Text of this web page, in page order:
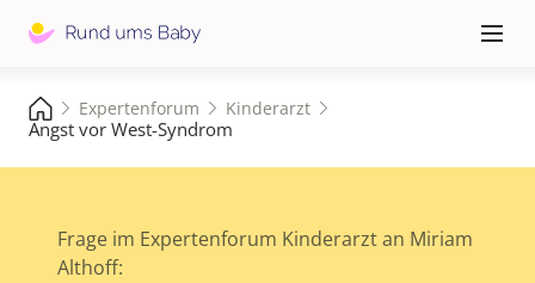
≡
Expertenforum Kinderarzt
Angst vor West-Syndrom
Frage im Expertenforum Kinderarzt an Miriam
Althoff: